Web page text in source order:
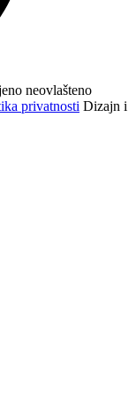
neovlašteno
privatnosti Dizajn i